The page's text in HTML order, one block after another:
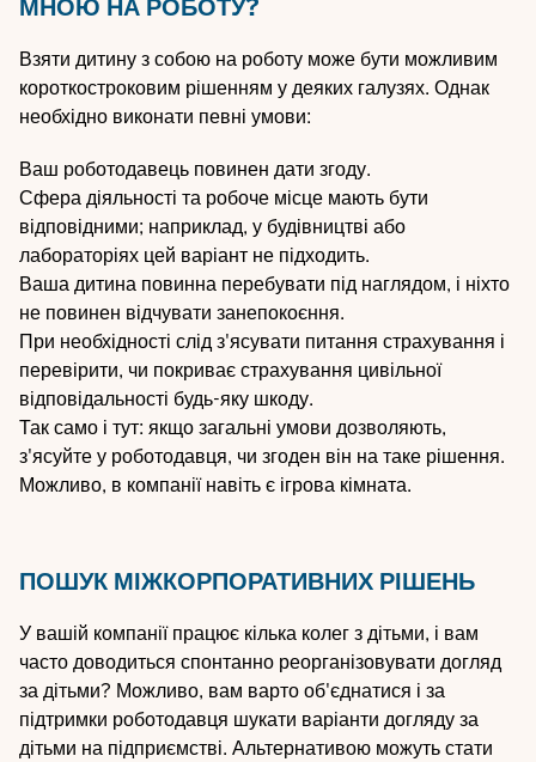
МНОЮ НА РОБОТУ?
Взяти дитину з собою на роботу може бути можливим
короткостроковим рішенням у деяких галузях. Однак
необхідно виконати певні умови:
Ваш роботодавець повинен дати згоду.
Сфера діяльності та робоче місце мають бути
відповідними; наприклад, у будівництві або
лабораторіях цей варіант не підходить.
Ваша дитина повинна перебувати під наглядом, і ніхто
не повинен відчувати занепокоєння.
При необхідності слід з'ясувати питання страхування і
перевірити, чи покриває страхування цивільної
відповідальності будь-яку шкоду.
Так само і тут: якщо загальні умови дозволяють,
з'ясуйте у роботодавця, чи згоден він на таке рішення.
Можливо, в компанії навіть є ігрова кімната.
ПОШУК МІЖКОРПОРАТИВНИХ РІШЕНЬ
У вашій компанії працює кілька колег з дітьми, і вам
часто доводиться спонтанно реорганізовувати догляд
за дітьми? Можливо, вам варто об'єднатися і за
підтримки роботодавця шукати варіанти догляду за
дітьми на підприємстві. Альтернативою можуть стати